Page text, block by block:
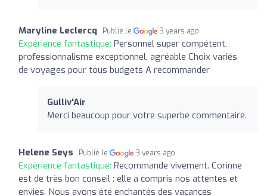
Maryline Leclercq Publié le 3 years ago
Expérience fantastique: Personnel super compétent,
professionnalisme exceptionnel, agréable Choix variés
de voyages pour tous budgets A recommander
Gulliv'Air
Merci beaucoup pour votre superbe commentaire.
Helene Seys Publié le 3 years ago
Expérience fantastique: Recommande vivement. Corinne
est de très bon conseil : elle a compris nos attentes et
envies. Nous avons été enchantés des vacances